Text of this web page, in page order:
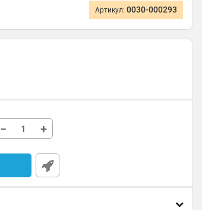
Артикул: 0030-000293
− +